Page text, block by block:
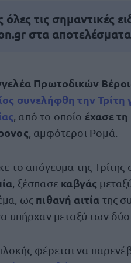
τις σημαντικές
στα
Πρωτοδικών
συνελήφθη την Τρίτη
, από το οποίο έχασε
, αμφότεροι Ρομά.
το απόγευμα της
, ξέσπασε καβγάς
ως πιθανή αιτία της
υπήρχαν μεταξύ των
φέρεται να